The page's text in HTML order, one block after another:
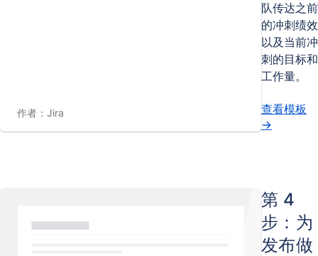
作者：Jira
队传达之前
的冲刺绩效
以及当前冲
刺的目标和
工作量。
查看模板
→
第 4
步：为
发布做